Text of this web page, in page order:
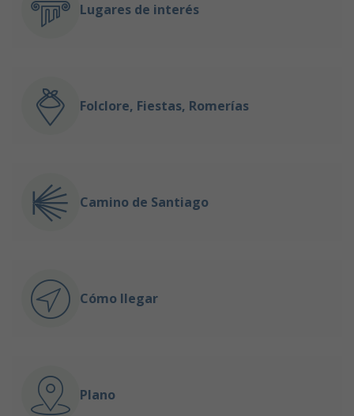
Lugares de interés
Folclore, Fiestas, Romerías
Camino de Santiago
Cómo llegar
Plano